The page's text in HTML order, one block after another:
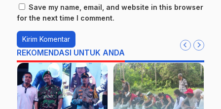
Save my name, email, and website in this browser
for the next time I comment.
REKOMENDASI UNTUK ANDA